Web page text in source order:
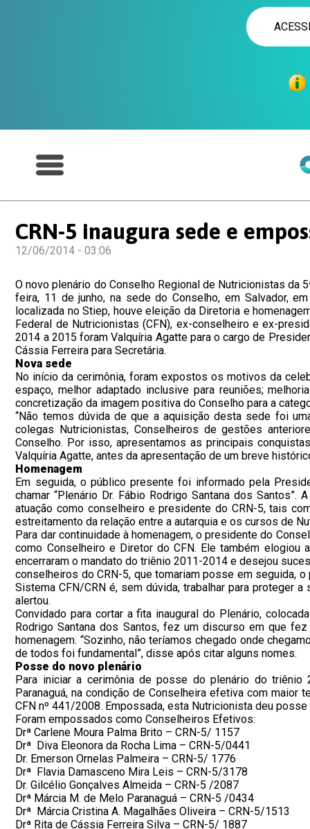
CRN-5 inaugura sede e
12/06/2014 - 03:06
O novo plenário do Conselho Regional de Nutricionistas da
feira, 11 de junho, na sede do Conselho, em Salvador,
localizada no Stiep, houve eleição da Diretoria e
Federal de Nutricionistas (CFN), ex-conselheiro e ex-
2014 a 2015 foram Valquíria Agatte para o cargo de
Cássia Ferreira para Secretária.
Nova sede
No início da cerimônia, foram expostos os motivos da
espaço, melhor adaptado inclusive para reuniões;
concretização da imagem positiva do Conselho para a
“Não temos dúvida de que a aquisição desta sede foi
colegas Nutricionistas, Conselheiros de gestões
Conselho. Por isso, apresentamos as principais
Valquíria Agatte, antes da apresentação de um breve
Homenagem
Em seguida, o público presente foi informado pela
chamar “Plenário Dr. Fábio Rodrigo Santana dos
atuação como conselheiro e presidente do CRN-5, tais
estreitamento da relação entre a autarquia e os cursos de
Para dar continuidade à homenagem, o presidente do
como Conselheiro e Diretor do CFN. Ele também elogiou
encerraram o mandato do triênio 2011-2014 e desejou
conselheiros do CRN-5, que tomariam posse em seguida,
Sistema CFN/CRN é, sem dúvida, trabalhar para proteger
alertou.
Convidado para cortar a fita inaugural do Plenário,
Rodrigo Santana dos Santos, fez um discurso em que
homenagem. “Sozinho, não teríamos chegado onde
de todos foi fundamental”, disse após citar alguns nomes.
Posse do novo plenário
Para iniciar a cerimônia de posse do plenário do triênio
Paranaguá, na condição de Conselheira efetiva com
CFN nº 441/2008. Empossada, esta Nutricionista deu
Foram empossados como Conselheiros Efetivos:
Drª Carlene Moura Palma Brito – CRN-5/ 1157
Drª Diva Eleonora da Rocha Lima – CRN-5/0441
Dr. Emerson Ornelas Palmeira – CRN-5/ 1776
Drª Flavia Damasceno Mira Leis – CRN-5/3178
Dr. Gilcélio Gonçalves Almeida – CRN-5 /2087
Drª Márcia M. de Melo Paranaguá – CRN-5 /0434
Drª Márcia Cristina A. Magalhães Oliveira – CRN-5/1513
Drª Rita de Cássia Ferreira Silva – CRN-5/ 1887